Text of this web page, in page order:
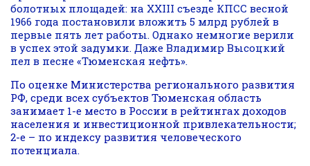
болотных площадей: на XXIII съезде КПСС весной
1966 года постановили вложить 5 млрд рублей в
первые пять лет работы. Однако немногие верили
в успех этой задумки. Даже Владимир Высоцкий
пел в песне «Тюменская нефть».
По оценке Министерства регионального развития
РФ, среди всех субъектов Тюменская область
занимает 1-е место в России в рейтингах доходов
населения и инвестиционной привлекательности;
2-е – по индексу развития человеческого
потенциала.